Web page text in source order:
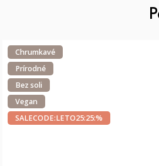
Chrumkavé
Prírodné
Bez soli
Vegan
SALECODE:LETO25:25:%